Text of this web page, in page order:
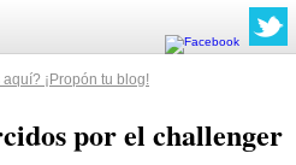
¡Propón tu blog!
por el challenger